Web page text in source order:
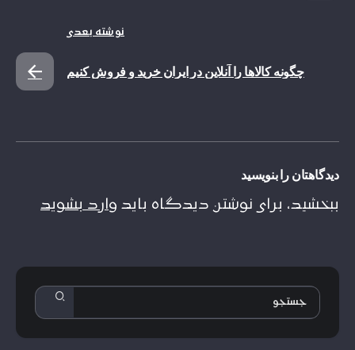
نوشته بعدی
چگونه کالاها را آنلاین در ایران خرید و فروش کنیم
دیدگاهتان را بنویسید
ببخشید، برای نوشتن دیدگاه باید وارد بشوید